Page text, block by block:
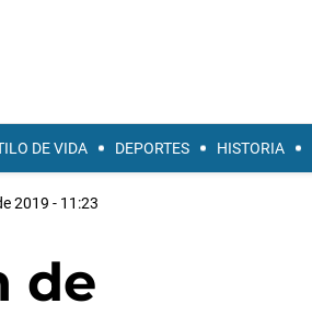
DE VIDA DEPORTES HISTORIA
2019 - 11:23
de